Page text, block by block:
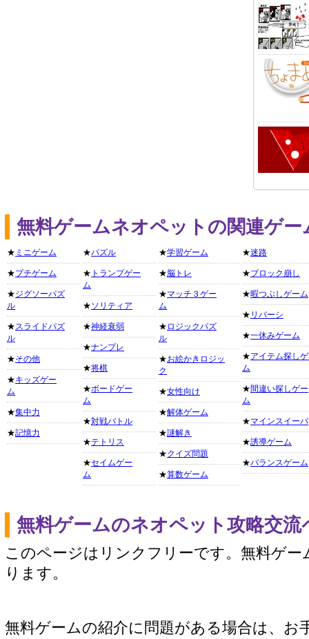
無料ゲームネオペットの関連ゲ
★ ミニゲーム
★プチゲーム
★ジグソーパズ
ル
★スライドパズ
ル
★その他
★キッズゲー
ム
★集中力
★記憶力
★パズル
★ トランプゲー
ム
★ソリティア
★神経衰弱
★ナンプレ
★将棋
★ボードゲー
ム
★対戦バトル
★テトリス
★セイムゲー
ム
★学習ゲーム
★脳トレ
★マッチ３ゲー
ム
★ ロジックパズ
ル
★お絵かきロジッ
ク
★女性向け
★解体ゲーム
★謎解き
★クイズ問題
★算数ゲーム
★迷路
★ブロック崩し
★暇つぶしゲーム
★ リバーシ
★一休みゲーム
★アイテム探し
ム
★間違い探しゲー
ム
★マインスイーパ
★誘導ゲーム
★バランスゲーム
無料ゲームのネオペット攻略交
このページはリンクフリーです。無料ゲー
ります。
無料ゲームの紹介に問題がある場合は、お